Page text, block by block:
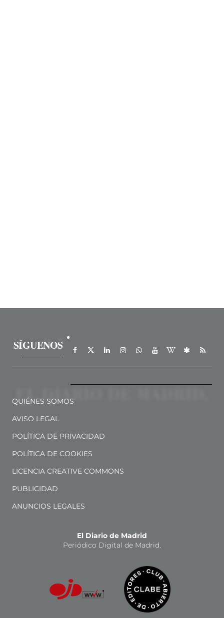
SÍGUENOS
QUIÉNES SOMOS
AVISO LEGAL
POLÍTICA DE PRIVACIDAD
POLÍTICA DE COOKIES
LICENCIA CREATIVE COMMONS
PUBLICIDAD
ANUNCIOS LEGALES
El Diario de Madrid
Periódico Digital de Madrid.